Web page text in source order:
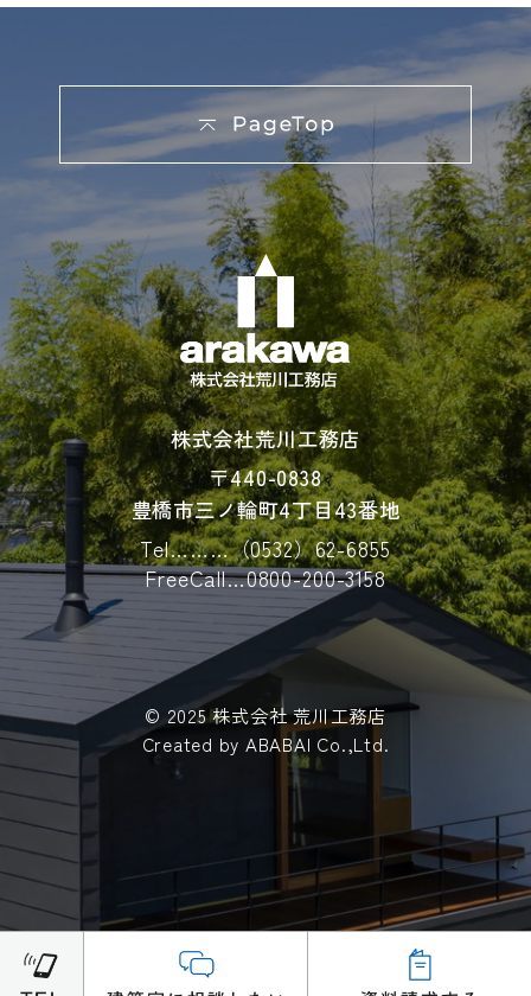
ユーザーが検索された検索キーワード，ご利用日
別，職業，年齢，ユーザーのIPアドレス，クッキ
ー情報，位置情報，端末の個体識別情報などを指
します。
第２条（プライバシー情報の収集方法）
当社は，ユーザーが利用登録をする際に氏名，生
年月日，住所，電話番号，メールアドレス，銀行
口座番号，クレジットカード番号，運転免許証番
号などの個人情報をお尋ねすることがあります。
また，ユーザーと提携先などとの間でなされたユ
ーザーの個人情報を含む取引記録や，決済に関す
る情報を当社の提携先（情報提供元，広告主，広
告配信先などを含みます。以下，｢提携先｣といい
ます。）などから収集することがあります。
当社は，ユーザーについて，利用したサービスや
ソフトウエア，購入した商品，閲覧したページや
広告の履歴，検索した検索キーワード，利用日
時，利用方法，利用環境（携帯端末を通じてご利
用の場合の当該端末の通信状態，利用に際しての
各種設定情報なども含みます），IPアドレス，ク
ッキー情報，位置情報，端末の個体識別情報など
の履歴情報および特性情報を，ユーザーが当社や
提携先のサービスを利用しまたはページを閲覧す
る際に収集します。
第３条（個人情報を収集・利用する目的）
当社が個人情報を収集・利用する目的は，以下の
とおりです。
（1）ユーザーに自分の登録情報の閲覧や修正，利
用状況の閲覧を行っていただくために，氏名，住
所，連絡先，支払方法などの登録情報，利用され
たサービスや購入された商品，およびそれらの代
金などに関する情報を表示する目的
（2）ユーザーにお知らせや連絡をするためにメー
株式会社荒川工務店
〒440-0838
豊橋市三ノ輪町4丁目43番地
Tel………（0532）62-6855
FreeCall…0800-200-3158
© 2025 株式会社 荒川工務店
Created by ABABAI Co.,Ltd.